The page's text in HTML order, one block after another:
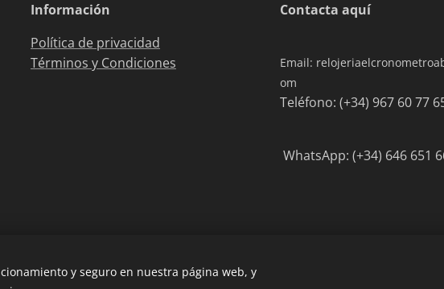
Información
Política de privacidad
Términos y Condiciones
Contacta aquí
Email:
om
Teléfono: (+34) 967 60
WhatsApp: (+34) 646 651
y seguro en nuestra página web, y